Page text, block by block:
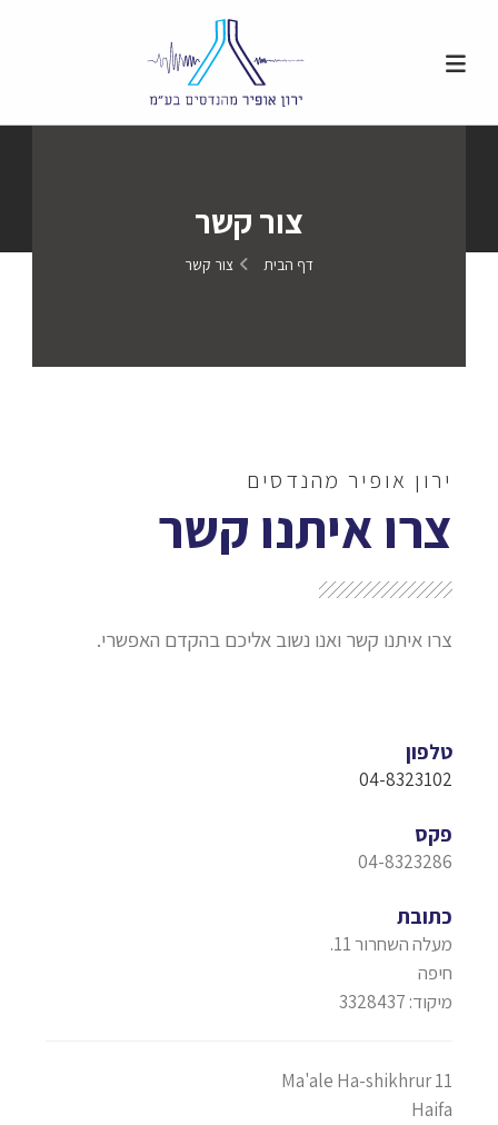
צור קשר
דף הבית צור קשר
ירון אופיר מהנדסים
צרו איתנו קשר
צרו איתנו קשר ואנו נשוב אליכם בהקדם האפשרי.
טלפון
04-8323102
פקס
04-8323286
כתובת
מעלה השחרור 11.
חיפה
מיקוד: 3328437
Ma'ale Ha-shikhrur 11
Haifa